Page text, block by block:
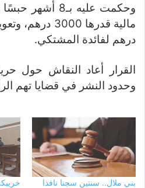
وحكمت عليه بـ8
درهم لفائدة المشتكي.
القرار أعاد النقاش حول
وحدود النشر في قضايا تهم
بني ملال.. سنتين سجنا نافذا